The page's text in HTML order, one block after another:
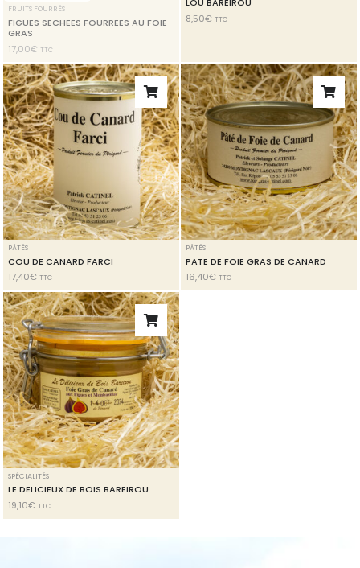
FRUITS FOURRÉS
FIGUES SECHEES FOURREES AU FOIE
GRAS
17,00€ TTC
8,50€ TTC
PÂTÉS
COU DE CANARD FARCI
17,40€ TTC
PÂTÉS
PATE DE FOIE GRAS DE CANARD
16,40€ TTC
SPÉCIALITÉS
LE DELICIEUX DE BOIS BAREIROU
19,10€ TTC